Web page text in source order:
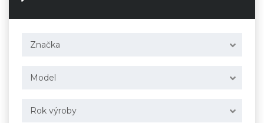
Značka
Model
Rok výroby